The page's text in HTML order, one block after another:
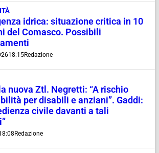
idrica: situazione critica in 10
del Comasco. Possibili
18:15Redazione
nuova Ztl. Negretti: “A rischio
per disabili e anziani”. Gaddi:
civile davanti a tali
Redazione